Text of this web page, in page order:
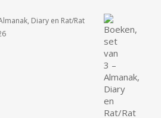
Diary en Rat/Rat